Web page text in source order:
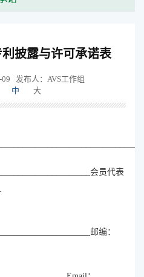
披露与许可承诺表
发布人：AVS工作组
中 大
会员代表
邮编：